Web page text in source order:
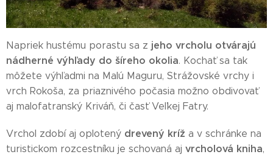
Napriek hustému porastu sa z jeho vrcholu otvárajú
nádherné výhľady do šíreho okolia. Kochať sa tak
môžete výhľadmi na Malú Maguru, Strážovské vrchy i
vrch Rokoša, za priaznivého počasia možno obdivovať
aj malofatranský Kriváň, či časť Veľkej Fatry.
Vrchol zdobí aj oplotený drevený kríž a v schránke na
turistickom rozcestníku je schovaná aj vrcholová kniha,